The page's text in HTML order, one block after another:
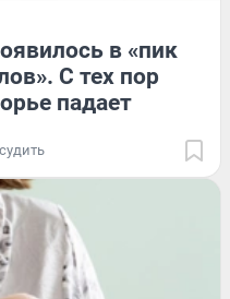
в «пик
С тех пор
падает